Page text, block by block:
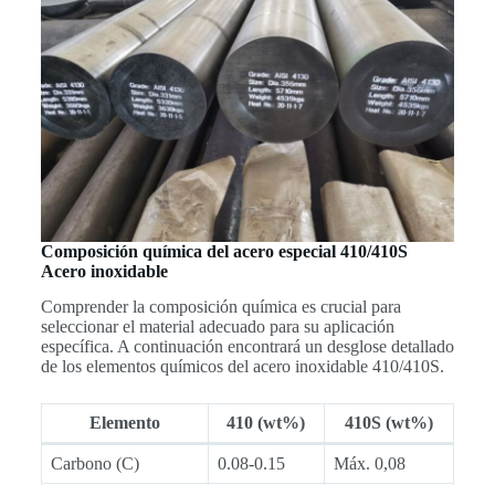
Composición química del acero especial 410/410S
Acero inoxidable
Comprender la composición química es crucial para
seleccionar el material adecuado para su aplicación
específica. A continuación encontrará un desglose detallado
de los elementos químicos del acero inoxidable 410/410S.
Elemento 410 (wt%) 410S(wt%)
Carbono (C) 0.08-0.15 Máx. 0,08